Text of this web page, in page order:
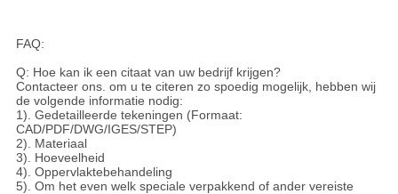
FAQ:
Q: Hoe kan ik een citaat van uw bedrijf krijgen?
Contacteer ons. om u te citeren zo spoedig mogelijk, hebben wij
de volgende informatie nodig:
1). Gedetailleerde tekeningen (Formaat:
CAD/PDF/DWG/IGES/STEP)
2). Materiaal
3). Hoeveelheid
4). Oppervlaktebehandeling
5). Om het even welk speciale verpakkend of ander vereiste